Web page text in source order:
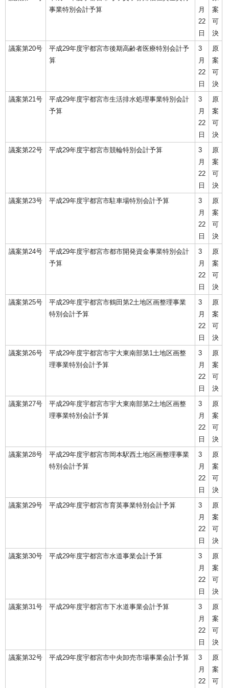
事業特別会計予算
月
22
日
案
可
決
議案第20号
平成29年度宇都宮市後期高齢者医療特別会計予
算
3
月
22
日
原
案
可
決
議案第21号
平成29年度宇都宮市生活排水処理事業特別会計
予算
3
月
22
日
原
案
可
決
議案第22号
平成29年度宇都宮市競輪特別会計予算
3
月
22
日
原
案
可
決
議案第23号
平成29年度宇都宮市駐車場特別会計予算
3
月
22
日
原
案
可
決
議案第24号
平成29年度宇都宮市都市開発資金事業特別会計
予算
3
月
22
日
原
案
可
決
議案第25号
平成29年度宇都宮市鶴田第2土地区画整理事業
特別会計予算
3
月
22
日
原
案
可
決
議案第26号
平成29年度宇都宮市宇大東南部第1土地区画整
理事業特別会計予算
3
月
22
日
原
案
可
決
議案第27号
平成29年度宇都宮市宇大東南部第2土地区画整
理事業特別会計予算
3
月
22
日
原
案
可
決
議案第28号
平成29年度宇都宮市岡本駅西土地区画整理事業
特別会計予算
3
月
22
日
原
案
可
決
議案第29号
平成29年度宇都宮市育英事業特別会計予算
3
月
22
日
原
案
可
決
議案第30号
平成29年度宇都宮市水道事業会計予算
3
月
22
日
原
案
可
決
議案第31号
平成29年度宇都宮市下水道事業会計予算
3
月
22
日
原
案
可
決
議案第32号
平成29年度宇都宮市中央卸売市場事業会計予算
3
月
22
原
案
可